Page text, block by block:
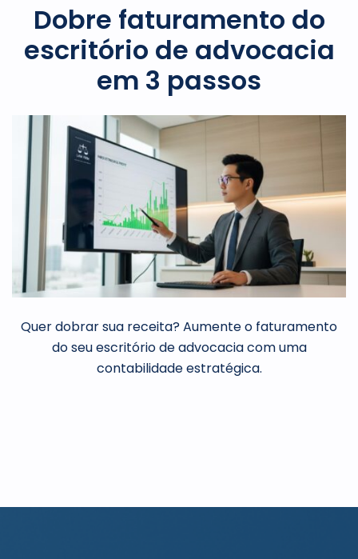
Dobre faturamento do
escritório de advocacia
em 3 passos
Quer dobrar sua receita? Aumente o faturamento
do seu escritório de advocacia com uma
contabilidade estratégica.